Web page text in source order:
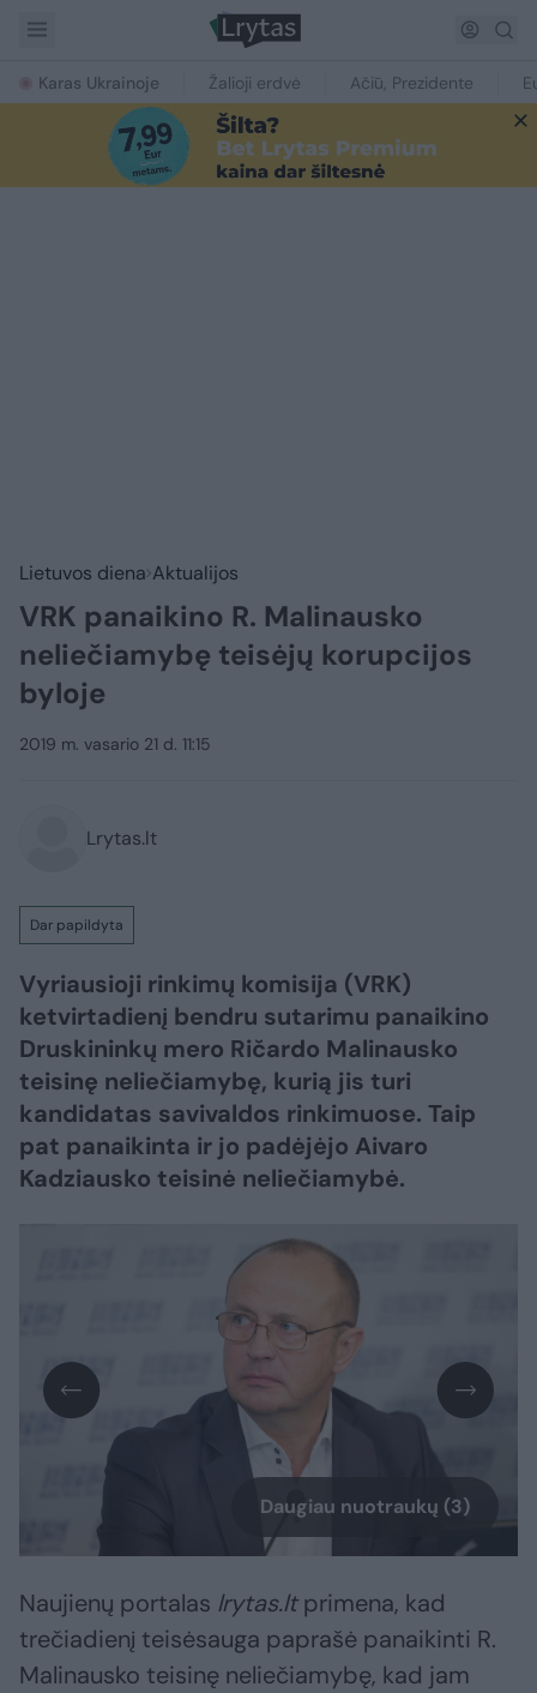
Karas Ukrainoje Žalioji erdvė Ačiū, Prezidente
Lietuvos diena Aktualijos
VRK panaikino R. Malinausko
neliečiamybę teisėjų korupcijos
byloje
2019 m. vasario 21 d. 11:15
Lrytas.lt
Dar papildyta
Vyriausioji rinkimų komisija (VRK)
ketvirtadienį bendru sutarimu panaikino
Druskininkų mero Ričardo Malinausko
teisinę neliečiamybę, kurią jis turi
kandidatas savivaldos rinkimuose. Taip
pat panaikinta ir jo padėjėjo Aivaro
Kadziausko teisinė neliečiamybė.
Daugiau nuotraukų (3)
Naujienų portalas lrytas.ltprimena, kad
trečiadienį teisėsauga paprašė panaikinti R.
Malinausko teisinę neliečiamybę, kad jam